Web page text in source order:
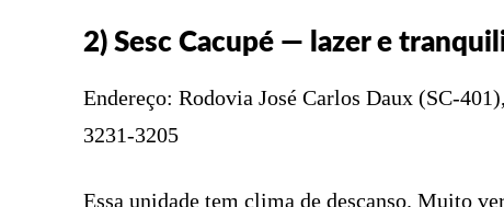
2) Sesc Cacupé — lazer e
Endereço: Rodovia José Carlos Daux (SC-
3231-3205
Essa unidade tem clima de descanso. Muito